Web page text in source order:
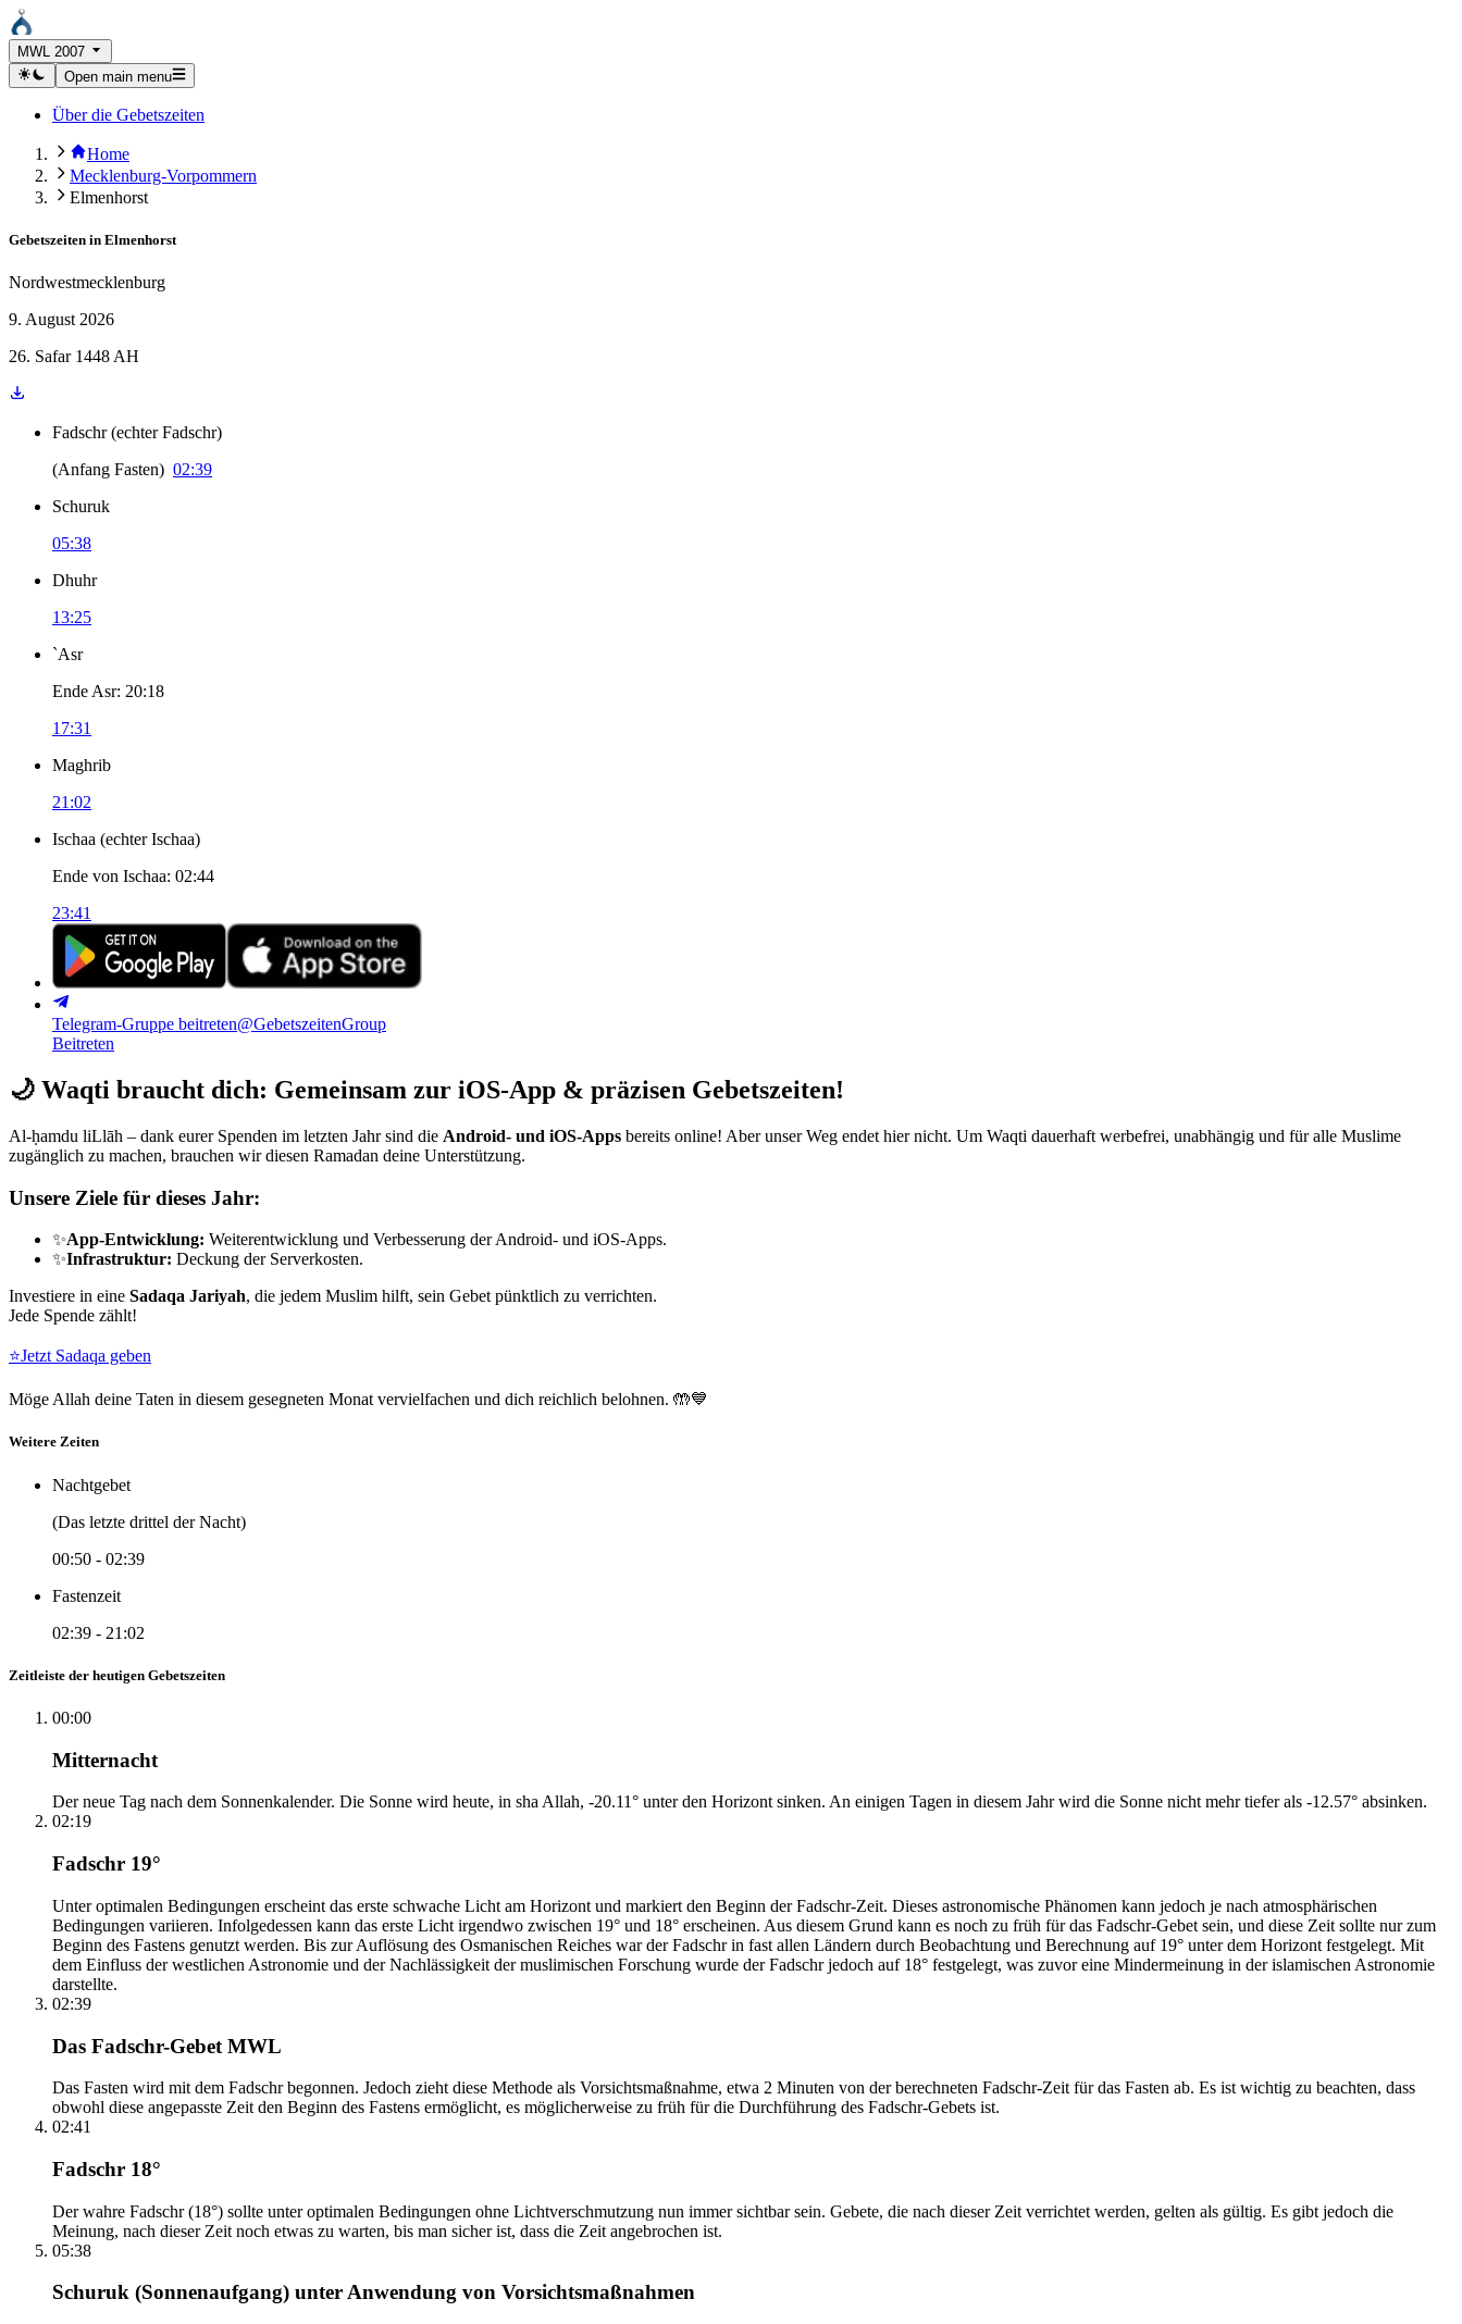
MWL 2007
Open main menu
Über die Gebetszeiten
Home
Mecklenburg-Vorpommern
Elmenhorst
Gebetszeiten in Elmenhorst
Nordwestmecklenburg
9. August 2026
26. Safar 1448 AH
Fadschr (echter Fadschr)
(Anfang Fasten) 02:39
Schuruk
05:38
Dhuhr
13:25
`Asr
Ende Asr: 20:18
17:31
Maghrib
21:02
Ischaa (echter Ischaa)
Ende von Ischaa: 02:44
23:41
Telegram-Gruppe beitreten@GebetszeitenGroup
Beitreten
🌙 Waqti braucht dich: Gemeinsam zur iOS-App & präzisen Gebetszeiten!
Al-ḥamdu liLlāh – dank eurer Spenden im letzten Jahr sind die Android- und iOS-Apps bereits online! Aber unser Weg endet hier nicht. Um Waqti dauerhaft werbefrei, unabhängig und für alle Muslime
zugänglich zu machen, brauchen wir diesen Ramadan deine Unterstützung.
Unsere Ziele für dieses Jahr:
✨App-Entwicklung: Weiterentwicklung und Verbesserung der Android- und iOS-Apps.
✨Infrastruktur: Deckung der Serverkosten.
Investiere in eine Sadaqa Jariyah, die jedem Muslim hilft, sein Gebet pünktlich zu verrichten.
Jede Spende zählt!
⭐Jetzt Sadaqa geben
Möge Allah deine Taten in diesem gesegneten Monat vervielfachen und dich reichlich belohnen. 🤲💙
Weitere Zeiten
Nachtgebet
(Das letzte drittel der Nacht)
00:50 - 02:39
Fastenzeit
02:39 - 21:02
Zeitleiste der heutigen Gebetszeiten
00:00
Mitternacht
Der neue Tag nach dem Sonnenkalender. Die Sonne wird heute, in sha Allah, -20.11° unter den Horizont sinken. An einigen Tagen in diesem Jahr wird die Sonne nicht mehr tiefer als -12.57° absinken.
02:19
Fadschr 19°
Unter optimalen Bedingungen erscheint das erste schwache Licht am Horizont und markiert den Beginn der Fadschr-Zeit. Dieses astronomische Phänomen kann jedoch je nach atmosphärischen
Bedingungen variieren. Infolgedessen kann das erste Licht irgendwo zwischen 19° und 18° erscheinen. Aus diesem Grund kann es noch zu früh für das Fadschr-Gebet sein, und diese Zeit sollte nur zum
Beginn des Fastens genutzt werden. Bis zur Auflösung des Osmanischen Reiches war der Fadschr in fast allen Ländern durch Beobachtung und Berechnung auf 19° unter dem Horizont festgelegt. Mit
dem Einfluss der westlichen Astronomie und der Nachlässigkeit der muslimischen Forschung wurde der Fadschr jedoch auf 18° festgelegt, was zuvor eine Mindermeinung in der islamischen Astronomie
darstellte.
02:39
Das Fadschr-Gebet MWL
Das Fasten wird mit dem Fadschr begonnen. Jedoch zieht diese Methode als Vorsichtsmaßnahme, etwa 2 Minuten von der berechneten Fadschr-Zeit für das Fasten ab. Es ist wichtig zu beachten, dass
obwohl diese angepasste Zeit den Beginn des Fastens ermöglicht, es möglicherweise zu früh für die Durchführung des Fadschr-Gebets ist.
02:41
Fadschr 18°
Der wahre Fadschr (18°) sollte unter optimalen Bedingungen ohne Lichtverschmutzung nun immer sichtbar sein. Gebete, die nach dieser Zeit verrichtet werden, gelten als gültig. Es gibt jedoch die
Meinung, nach dieser Zeit noch etwas zu warten, bis man sicher ist, dass die Zeit angebrochen ist.
05:38
Schuruk (Sonnenaufgang) unter Anwendung von Vorsichtsmaßnahmen